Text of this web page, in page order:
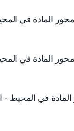
محور المادة في المحيط -
محور المادة في المحيط -
المحيط - الجزء 05 - الحالات الفيزيائية